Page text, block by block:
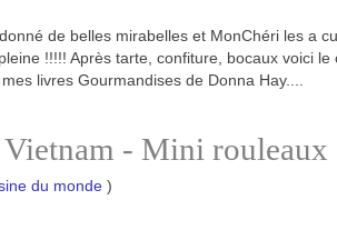
de belles mirabelles et MonChéri les a
!!!!! Après tarte, confiture, bocaux voici
livres Gourmandises de Donna Hay....
Vietnam - Mini rouleaux
du monde )